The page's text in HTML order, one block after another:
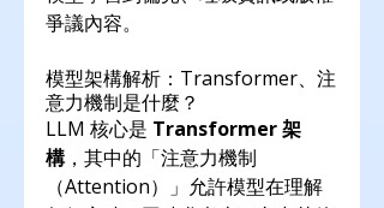
爭議內容。
模型架構解析：Transformer、注
意力機制是什麼？
LLM 核心是 Transformer 架
構，其中的「注意力機制
（Attention）」允許模型在理解